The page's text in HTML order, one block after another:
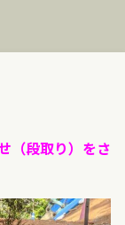
（段取り）をさ